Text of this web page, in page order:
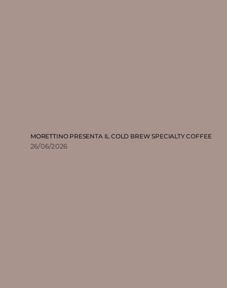
MORETTINO PRESENTA IL COLD BREW SPECIALTY COFFEE
26/06/2026